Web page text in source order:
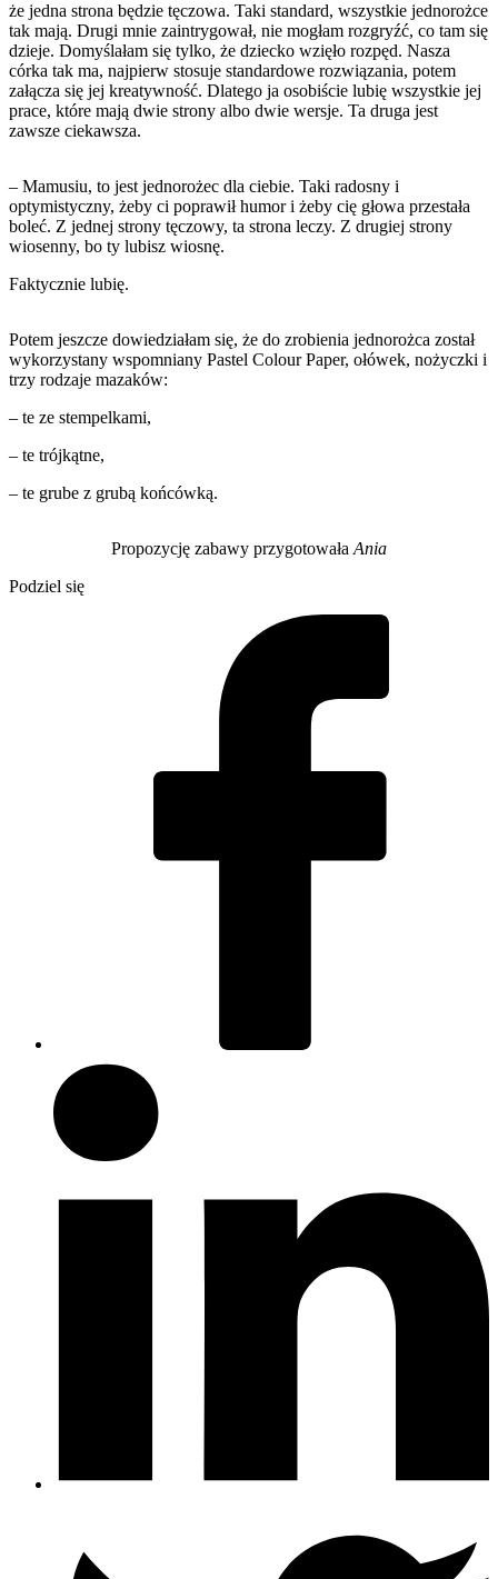
że jedna strona będzie tęczowa. Taki standard, wszystkie jednorożce
tak mają. Drugi mnie zaintrygował, nie mogłam rozgryźć, co tam się
dzieje. Domyślałam się tylko, że dziecko wzięło rozpęd. Nasza
córka tak ma, najpierw stosuje standardowe rozwiązania, potem
załącza się jej kreatywność. Dlatego ja osobiście lubię wszystkie jej
prace, które mają dwie strony albo dwie wersje. Ta druga jest
zawsze ciekawsza.
– Mamusiu, to jest jednorożec dla ciebie. Taki radosny i
optymistyczny, żeby ci poprawił humor i żeby cię głowa przestała
boleć. Z jednej strony tęczowy, ta strona leczy. Z drugiej strony
wiosenny, bo ty lubisz wiosnę.
Faktycznie lubię.
Potem jeszcze dowiedziałam się, że do zrobienia jednorożca został
wykorzystany wspomniany Pastel Colour Paper, ołówek, nożyczki i
trzy rodzaje mazaków:
– te ze stempelkami,
– te trójkątne,
– te grube z grubą końcówką.
Propozycję zabawy przygotowała Ania
Podziel się